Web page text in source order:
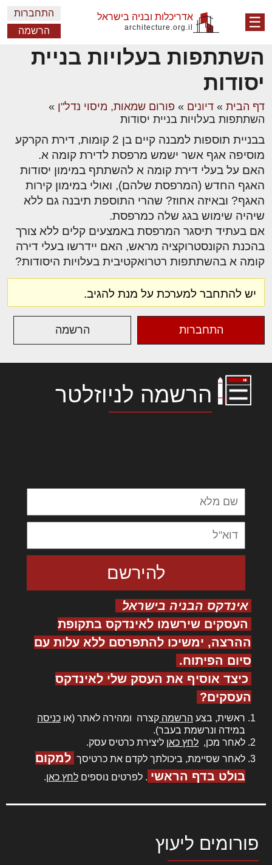
☰ אדריכלות ובניה בישראל
architecture.org.il
התחברות
הרשמה
השתתפות בעלויות בניית
יסודות
דף הבית » דיונים » פורום שמאות, מיסוי נדל"ן »
השתתפות בעלויות בניית יסודות
בבניית תוספות למבנה קיים בן 2 קומות, דירת הקרקע
מוסיפה אגף אשר ישמש מרפסת לדירת קומה א.
האם על בעלי דירת קומה א להשתתף במימון יסודות
האגף החדש (המרפסת שלהם), ואולי במימון קירות
האגף? ובאיזה אחוז? שהרי התוספת תיבנה גם ללא
שיהיה שימוש בגג שלה כמרפסת.
אם בעתיד תיסגר המרפסת באמצעים קלים ללא צורך
בהכנת הקונסטרוקציה מראש, האם יידרשו בעלי דירה
קומה א בהשתתפות רטרואקטיבית בעלויות היסודות?
יש להתחבר למערכת על מנת להגיב.
התחברות הרשמה
הרשמה לניוזלטר
אינדקס הבניה בישראל
העסקים שירשמו לאינדקס בתקופת
ההרצה, ימשיכו להתפרסם ללא עלות עם
סיום הפיתוח.
כיצד אוסיף את העסק שלי לאינדקס
העסקים?
ראשית, בצע הרשמה קצרה ומהירה לאתר (או כניסה
במידה ונרשמת בעבר).
לאחר מכן, לחץ כאן ליצירת כרטיס עסק.
לאחר שסיימת, ביכולתך לקדם את כרטיסך למקום
בולט בדף הראשי . לפרטים נוספים לחץ כאן.
פורומים ליעוץ